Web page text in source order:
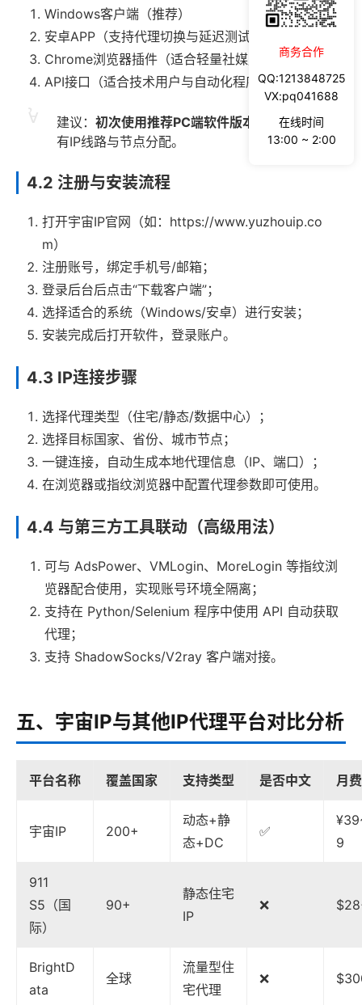
Windows客户端（推荐）
安卓APP（支持代理切换与延迟测试）
Chrome浏览器插件（适合轻量社媒用户）
API接口（适合技术用户与自动化程序）
建议： 初次使用推荐PC端软件版本
，可直接管理所
有IP线路与节点分配。
4.2 注册与安装流程
打开宇宙IP官网（如：https://www.yuzhouip.co
m）
注册账号，绑定手机号/邮箱；
登录后台后点击“下载客户端”；
选择适合的系统（Windows/安卓）进行安装；
安装完成后打开软件，登录账户。
4.3 IP连接步骤
选择代理类型（住宅/静态/数据中心）；
选择目标国家、省份、城市节点；
一键连接，自动生成本地代理信息（IP、端口）；
在浏览器或指纹浏览器中配置代理参数即可使用。
4.4 与第三方工具联动（高级用法）
可与 AdsPower、VMLogin、MoreLogin 等指纹浏
览器配合使用，实现账号环境全隔离；
支持在 Python/Selenium 程序中使用 API 自动获取
代理；
支持 ShadowSocks/V2ray 客户端对接。
五、宇宙IP与其他IP代理平台对比分析
平台名称 覆盖国家 支持类型 是否中文 月
宇宙IP 200+
动态+静
态+DC
✅
9
911
S5（国
际）
90+
静态住宅
IP
❌
BrightD
ata
全球
流量型住
宅代理
❌
商务合作
QQ:1213848725
VX:pq041688
在线时间
13:00 ~ 2:00